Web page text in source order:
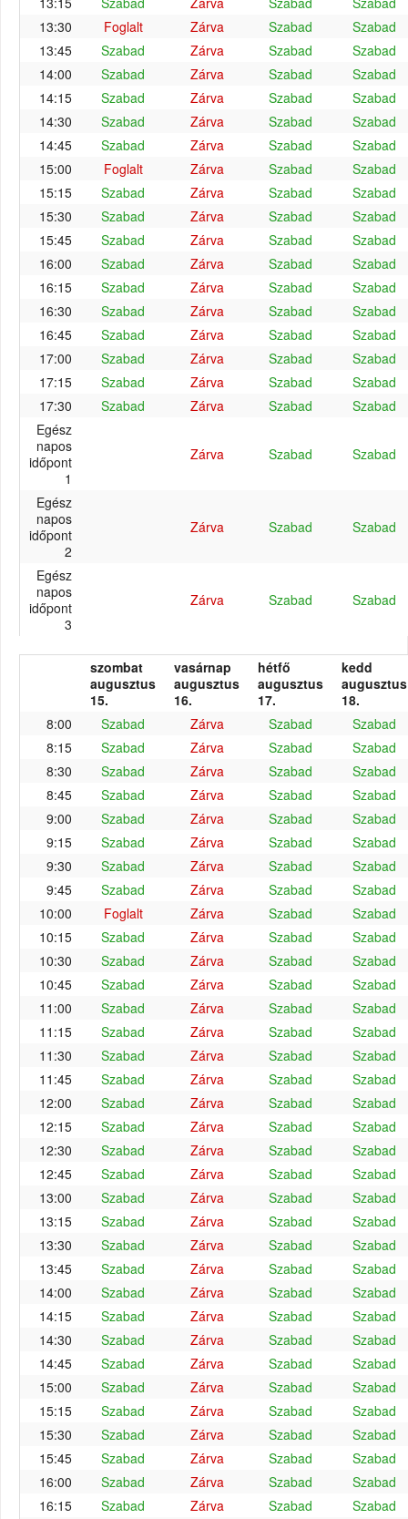
13:30
Foglalt Zárva Szabad
Szabad
13:45
Szabad Zárva Szabad
Szabad
14:00
Szabad Zárva Szabad
Szabad
14:15
Szabad Zárva Szabad
Szabad
14:30
Szabad Zárva Szabad
Szabad
14:45
Szabad Zárva Szabad
Szabad
15:00
Foglalt Zárva Szabad
Szabad
15:15
Szabad Zárva Szabad
Szabad
15:30
Szabad Zárva Szabad
Szabad
15:45
Szabad Zárva Szabad
Szabad
16:00
Szabad Zárva Szabad
Szabad
16:15
Szabad Zárva Szabad
Szabad
16:30
Szabad Zárva Szabad
Szabad
16:45
Szabad Zárva Szabad
Szabad
17:00
Szabad Zárva Szabad
Szabad
17:15
Szabad Zárva Szabad
Szabad
17:30
Szabad Zárva Szabad
Szabad
Egész
napos
időpont
1
Zárva Szabad Szabad
Egész
napos
időpont
2
Zárva Szabad Szabad
Egész
napos
időpont
3
Zárva Szabad Szabad
szombat
augusztus
15.
vasárnap
augusztus
16.
hétfő
augusztus
17.
kedd
augusztus
18.
8:00
Szabad Zárva Szabad
Szabad
8:15
Szabad Zárva Szabad
Szabad
8:30
Szabad Zárva Szabad
Szabad
8:45
Szabad Zárva Szabad
Szabad
9:00
Szabad Zárva Szabad
Szabad
9:15
Szabad Zárva Szabad
Szabad
9:30
Szabad Zárva Szabad
Szabad
9:45
Szabad Zárva Szabad
Szabad
10:00
Foglalt Zárva Szabad
Szabad
10:15
Szabad Zárva Szabad
Szabad
10:30
Szabad Zárva Szabad
Szabad
10:45
Szabad Zárva Szabad
Szabad
11:00
Szabad Zárva Szabad
Szabad
11:15
Szabad Zárva Szabad
Szabad
11:30
Szabad Zárva Szabad
Szabad
11:45
Szabad Zárva Szabad
Szabad
12:00
Szabad Zárva Szabad
Szabad
12:15
Szabad Zárva Szabad
Szabad
12:30
Szabad Zárva Szabad
Szabad
12:45
Szabad Zárva Szabad
Szabad
13:00
Szabad Zárva Szabad
Szabad
13:15
Szabad Zárva Szabad
Szabad
13:30
Szabad Zárva Szabad
Szabad
13:45
Szabad Zárva Szabad
Szabad
14:00
Szabad Zárva Szabad
Szabad
14:15
Szabad Zárva Szabad
Szabad
14:30
Szabad Zárva Szabad
Szabad
14:45
Szabad Zárva Szabad
Szabad
15:00
Szabad Zárva Szabad
Szabad
15:15
Szabad Zárva Szabad
Szabad
15:30
Szabad Zárva Szabad
Szabad
15:45
Szabad Zárva Szabad
Szabad
16:00
Szabad Zárva Szabad
Szabad
16:15
Szabad Zárva Szabad Szabad